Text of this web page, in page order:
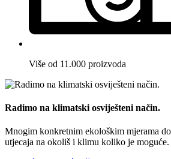
Više od 11.000 proizvoda
Radimo na klimatski osviješteni način.
Mnogim konkretnim ekološkim mjerama
utjecaja na okoliš i klimu koliko je moguće.